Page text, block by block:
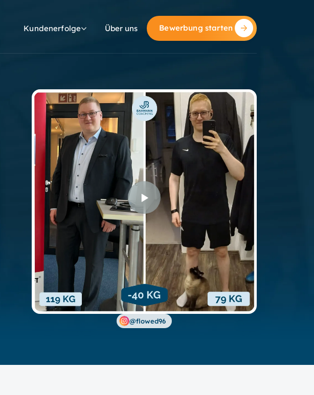
Kundenerfolge Über uns Bewerbung starten
@flowed96